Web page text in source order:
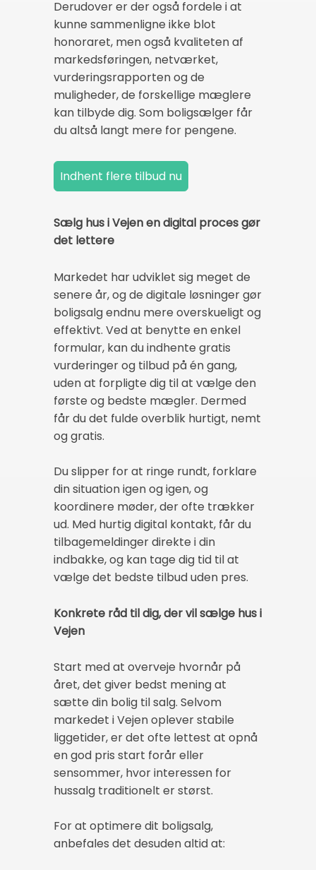
Derudover er der også fordele i at
kunne sammenligne ikke blot
honoraret, men også kvaliteten af
markedsføringen, netværket,
vurderingsrapporten og de
muligheder, de forskellige mæglere
kan tilbyde dig. Som boligsælger får
du altså langt mere for pengene.
Sælg hus i Vejen en digital proces gør
det lettere
Markedet har udviklet sig meget de
senere år, og de digitale løsninger gør
boligsalg endnu mere overskueligt og
effektivt. Ved at benytte en enkel
formular, kan du indhente gratis
vurderinger og tilbud på én gang,
uden at forpligte dig til at vælge den
første og bedste mægler. Dermed
får du det fulde overblik hurtigt, nemt
og gratis.
Du slipper for at ringe rundt, forklare
din situation igen og igen, og
koordinere møder, der ofte trækker
ud. Med hurtig digital kontakt, får du
tilbagemeldinger direkte i din
indbakke, og kan tage dig tid til at
vælge det bedste tilbud uden pres.
Konkrete råd til dig, der vil sælge hus i
Vejen
Start med at overveje hvornår på
året, det giver bedst mening at
sætte din bolig til salg. Selvom
markedet i Vejen oplever stabile
liggetider, er det ofte lettest at opnå
en god pris start forår eller
sensommer, hvor interessen for
hussalg traditionelt er størst.
For at optimere dit boligsalg,
anbefales det desuden altid at: